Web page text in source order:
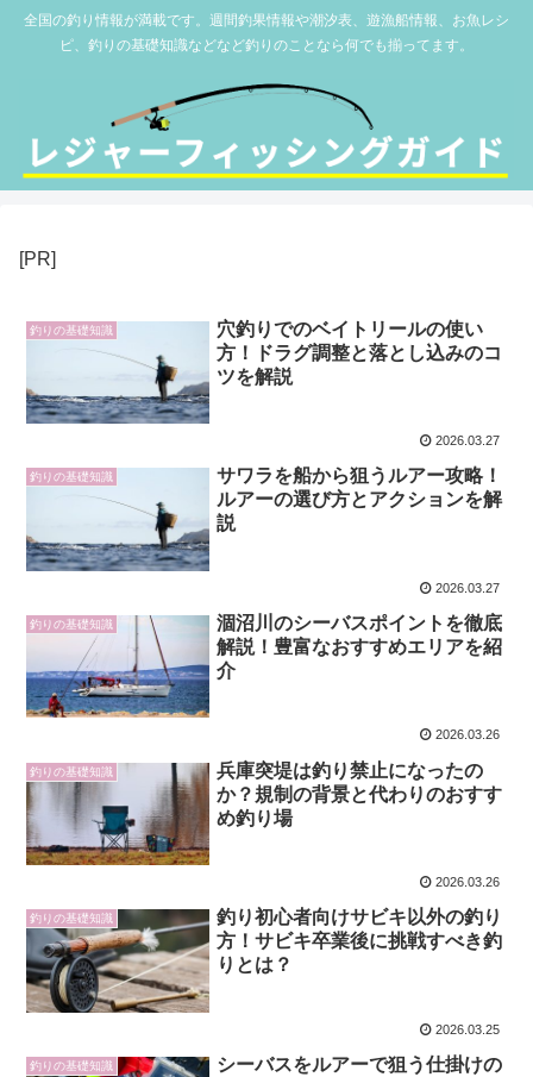
全国の釣り情報が満載です。週間釣果情報や潮汐表、遊漁船情報、お魚レシ
ピ、釣りの基礎知識などなど釣りのことなら何でも揃ってます。
[PR]
釣りの基礎知識
穴釣りでのベイトリールの使い
方！ドラグ調整と落とし込みのコ
ツを解説
2026.03.27
釣りの基礎知識
サワラを船から狙うルアー攻略！
ルアーの選び方とアクションを解
説
2026.03.27
釣りの基礎知識
涸沼川のシーバスポイントを徹底
解説！豊富なおすすめエリアを紹
介
2026.03.26
釣りの基礎知識
兵庫突堤は釣り禁止になったの
か？規制の背景と代わりのおすす
め釣り場
2026.03.26
釣りの基礎知識
釣り初心者向けサビキ以外の釣り
方！サビキ卒業後に挑戦すべき釣
りとは？
2026.03.25
釣りの基礎知識
シーバスをルアーで狙う仕掛けの